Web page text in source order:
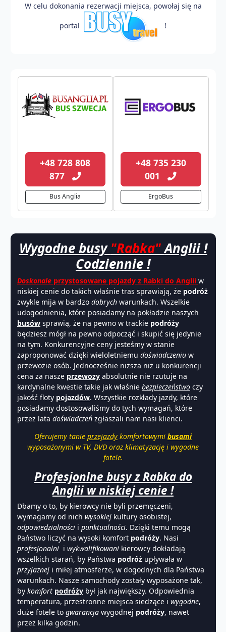
W celu dokonania rezerwacji miejsca, powołaj się na
portal !
+48 728 808
877
Bus Anglia
+48 735 230
001
ErgoBus
Wygodne busy"Rabka"Anglii !
Codziennie !
Doskonale przystosowane pojazdy z Rabki do Anglii w
niskiej cenie do takich właśnie tras sprawiają, że podróż
zwykle mija w bardzo dobrych warunkach. Wszelkie
udogodnienia, które posiadamy na pokładzie naszych
busów sprawią, że na pewno w trackie podróży
będziesz mógł na pewno odpocząć i skupić się jedynie
na tym. Konkurencyjne ceny jesteśmy w stanie
zaproponować dzięki wieloletniemu doświadczeniu w
przewozie osób. Jednocześnie niższa niż u konkurencji
cena za nasze przewozy absolutnie nie rzutuje na
kardynalne kwestie takie jak właśnie bezpieczeństwo czy
jakość floty pojazdów. Wszystkie rozkłady jazdy, które
posiadamy dostosowaliśmy do tych wymagań, które
przez lata doświadczeń zgłaszali nam nasi klienci.
Oferujemy tanie przejazdy komfortowymi busami
wyposażonymi w TV, DVD oraz klimatyzację i wygodne
fotele.
Profesjonlne busy z Rabka do
Anglii w niskiej cenie !
Dbamy o to, by kierowcy nie byli przemęczeni,
wymagamy od nich wysokiej kultury osobistej,
odpowiedzialności i punktualności. Dzięki temu mogą
Państwo liczyć na wysoki komfort podróży. Nasi
profesjonalni i wykwalifikowani kierowcy dokładają
wszelkich starań, by Państwa podróż upływała w
przyjaznej i miłej atmosferze, w dogodnych dla Państwa
warunkach. Nasze samochody zostały wyposażone tak,
by komfort podróży był jak największy. Odpowiednia
temperatura, przestronne miejsca siedzące i wygodne,
duże fotele to gwarancja wygodnej podróży, nawet
przez kilka godzin.